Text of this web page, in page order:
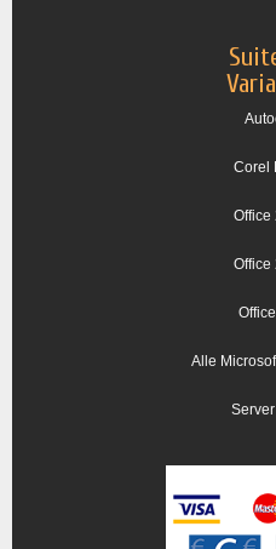
Corel
Office
Office
Alle